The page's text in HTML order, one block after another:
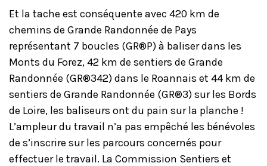
Et la tache est conséquente avec 420 km de
chemins de Grande Randonnée de Pays
représentant 7 boucles (GR®P) à baliser dans les
Monts du Forez, 42 km de sentiers de Grande
Randonnée (GR®342) dans le Roannais et 44 km de
sentiers de Grande Randonnée (GR®3) sur les Bords
de Loire, les baliseurs ont du pain sur la planche !
L’ampleur du travail n’a pas empêché les bénévoles
de s’inscrire sur les parcours concernés pour
effectuer le travail. La Commission Sentiers et